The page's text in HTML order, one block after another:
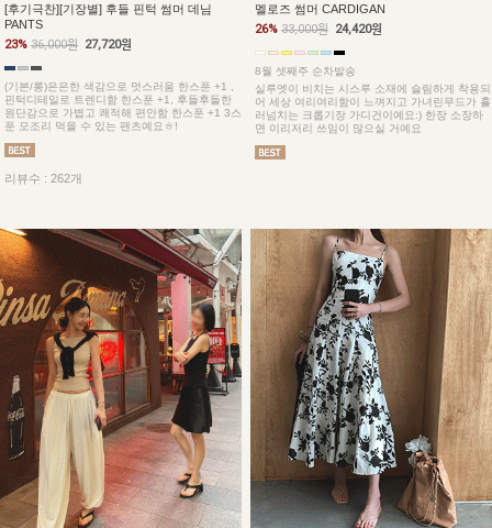
[후기극찬][기장별] 후들 핀턱 썸머 데님
PANTS
23% 36,000원 27,720원
(기본/롱)은은한 색감으로 멋스러움 한스푼 +1 ,
핀턱디테일로 트렌디함 한스푼 +1, 후들후들한
원단감으로 가볍고 쾌적해 편안함 한스푼 +1 3스
푼 모조리 먹을 수 있는 팬츠예요ㅎ!
리뷰수 : 262개
멜로즈 썸머 CARDIGAN
26% 33,000원 24,420원
8월 셋째주 순차발송
실루엣이 비치는 시스루 소재에 슬림하게 착용되
어 세상 여리여리함이 느껴지고 가녀린무드가 흘
러넘치는 크롭기장 가디건이예요:) 한장 소장하
면 이리저리 쓰임이 많으실 거예요